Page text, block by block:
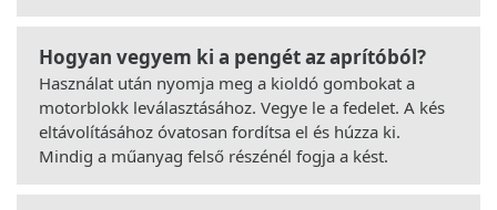
Hogyan vegyem ki a pengét az aprítóból?
Használat után nyomja meg a kioldó gombokat a
motorblokk leválasztásához. Vegye le a fedelet. A kés
eltávolításához óvatosan fordítsa el és húzza ki.
Mindig a műanyag felső részénél fogja a kést.